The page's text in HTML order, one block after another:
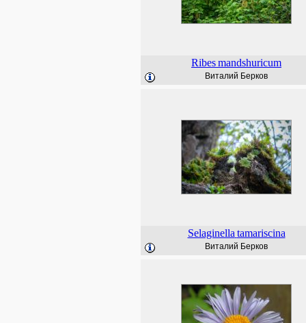
Ribesmandshuricum
Виталий Берков
Selaginella tamariscina
Виталий Берков